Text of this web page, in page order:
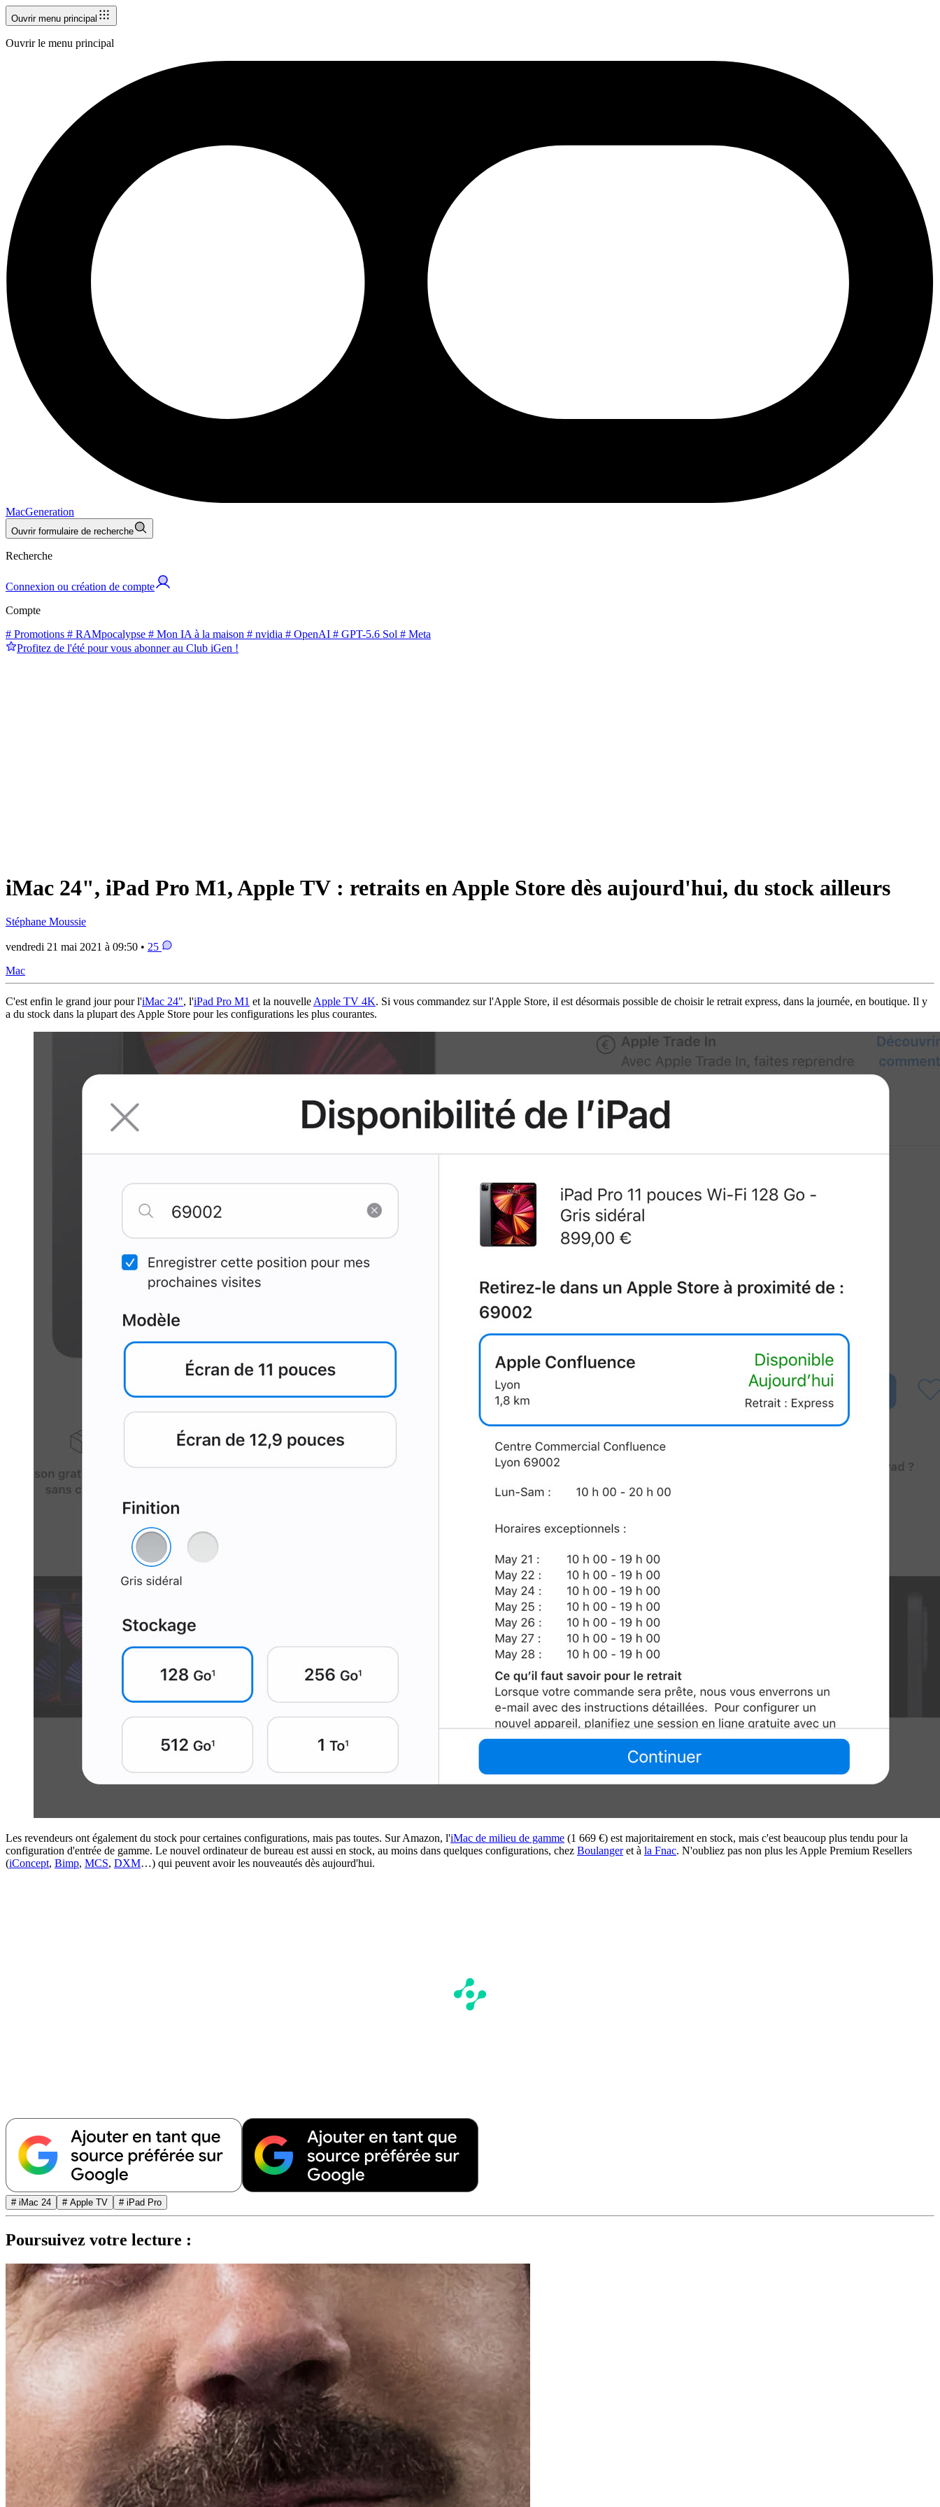
Ouvrir menu principal
Ouvrir le menu principal
MacGeneration
Ouvrir formulaire de recherche
Recherche
Connexion ou création de compte
Compte
# Promotions # RAMpocalypse # Mon IA à la maison # nvidia # OpenAI # GPT-5.6 Sol # Meta
Profitez de l'été pour vous abonner au Club iGen !
iMac 24", iPad Pro M1, Apple TV : retraits en Apple Store dès aujourd'hui, du stock ailleurs
Stéphane Moussie
vendredi 21 mai 2021 à 09:50 • 25
Mac
C'est enfin le grand jour pour l'iMac 24", l'iPad Pro M1 et la nouvelle Apple TV 4K. Si vous commandez sur l'Apple Store, il est désormais possible de choisir le retrait express, dans la journée, en boutique. Il y
a du stock dans la plupart des Apple Store pour les configurations les plus courantes.
Les revendeurs ont également du stock pour certaines configurations, mais pas toutes. Sur Amazon, l'iMac de milieu de gamme (1 669 €) est majoritairement en stock, mais c'est beaucoup plus tendu pour la
configuration d'entrée de gamme. Le nouvel ordinateur de bureau est aussi en stock, au moins dans quelques configurations, chez Boulangeret à la Fnac. N'oubliez pas non plus les Apple Premium Resellers
(iConcept, Bimp, MCS, DXM…) qui peuvent avoir les nouveautés dès aujourd'hui.
# iMac 24 # Apple TV # iPad Pro
Poursuivez votre lecture :